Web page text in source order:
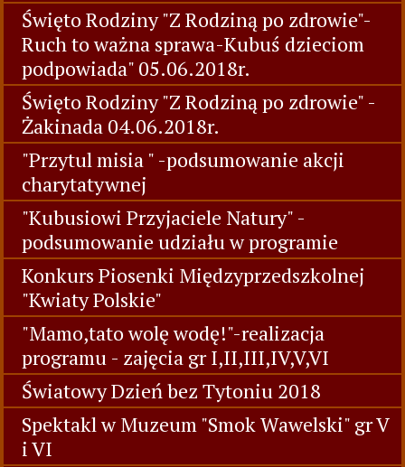
Święto Rodziny "Z Rodziną po zdrowie"-
Ruch to ważna sprawa-Kubuś dzieciom
podpowiada" 05.06.2018r.
Święto Rodziny "Z Rodziną po zdrowie" -
Żakinada 04.06.2018r.
"Przytul misia " -podsumowanie akcji
charytatywnej
"Kubusiowi Przyjaciele Natury" -
podsumowanie udziału w programie
Konkurs Piosenki Międzyprzedszkolnej
"Kwiaty Polskie"
"Mamo,tato wolę wodę!"-realizacja
programu - zajęcia gr I,II,III,IV,V,VI
Światowy Dzień bez Tytoniu 2018
Spektakl w Muzeum "Smok Wawelski" gr V
i VI